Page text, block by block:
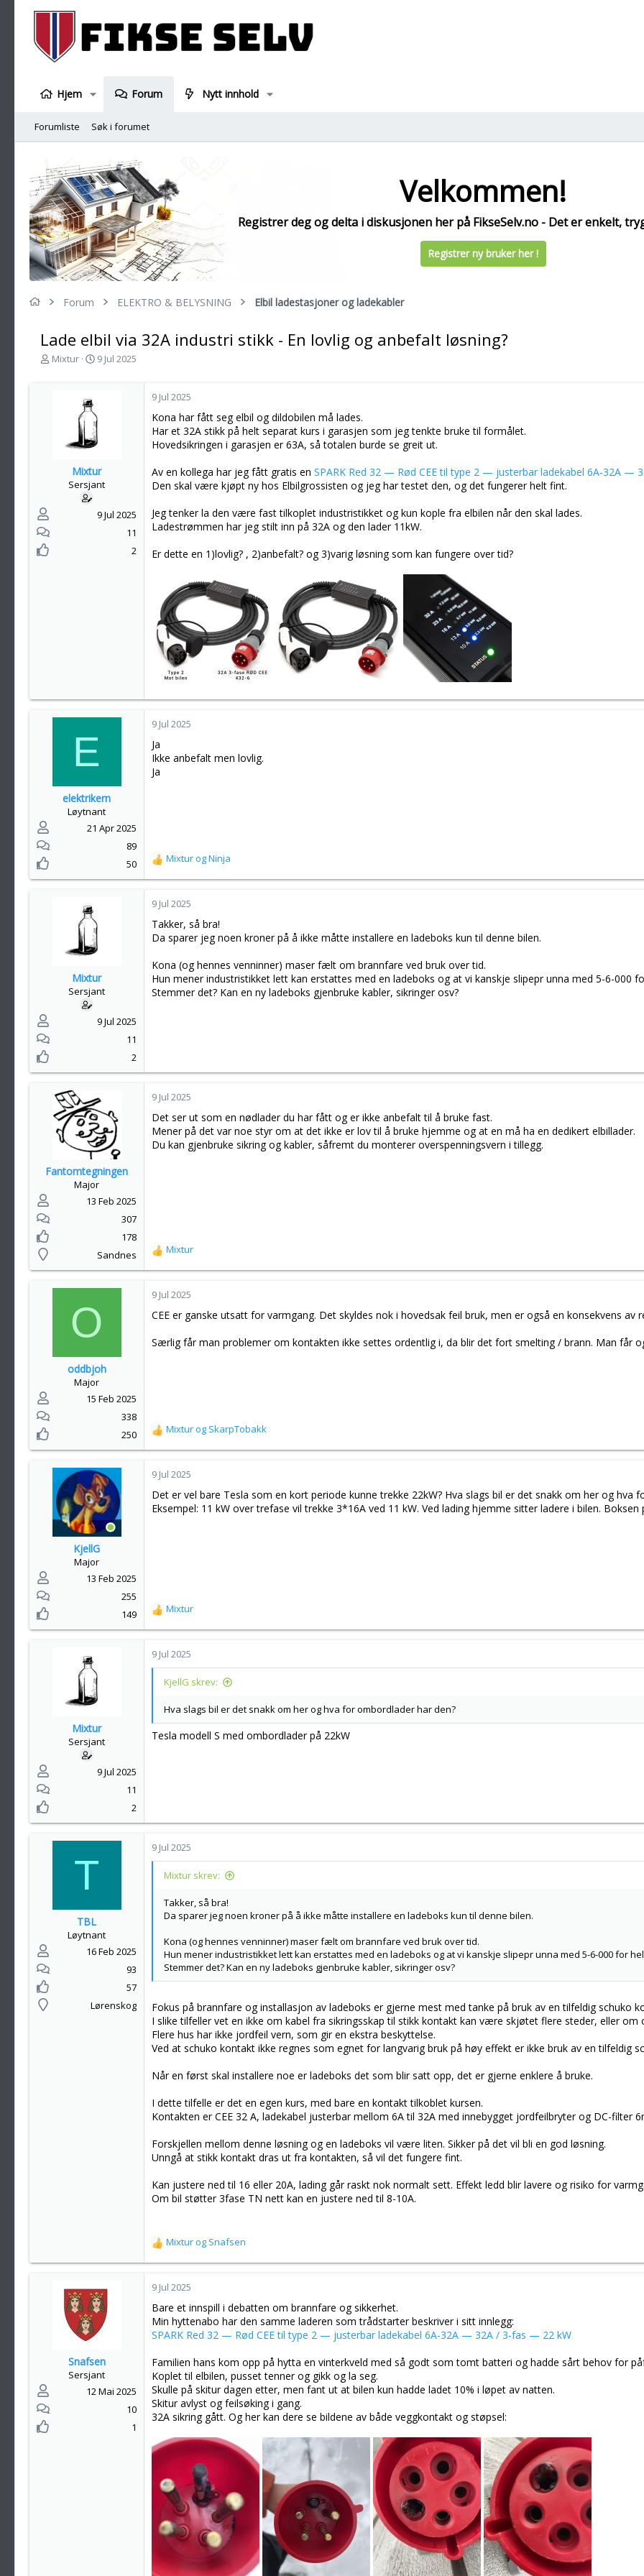
Hjem Forum Nytt innhold
Forumliste Søk i forumet
Velkommen!
Registrer deg og delta i diskusjonen her på FikseSelv.no - Det er enkelt,
Registrer ny bruker her !
Forum ELEKTRO & BELYSNING Elbil ladestasjoner og ladekabler
Lade elbil via 32A industri stikk - En lovlig og anbefalt løsning?
T
Mixtur
S
d
a
t
9 Jul 2025
Mixtur
Sersjant
9 Jul 2025
11
2
9 Jul 2025
Kona har fått seg elbil og dildobilen må lades.
Har et 32A stikk på helt separat kurs i garasjen som jeg tenkte bruke til formålet.
Hovedsikringen i garasjen er 63A, så totalen burde se greit ut.
Av en kollega har jeg fått gratis en SPARK Red 32 — Rød CEE til type 2 — justerbar ladekabel 6A-32A —
Den skal være kjøpt ny hos Elbilgrossisten og jeg har testet den, og det fungerer helt fint.
Jeg tenker la den være fast tilkoplet industristikket og kun kople fra elbilen når den skal lades.
Ladestrømmen har jeg stilt inn på 32A og den lader 11kW.
Er dette en 1)lovlig? , 2)anbefalt? og 3)varig løsning som kan fungere over tid?
E
elektrikern
Løytnant
21 Apr 2025
89
50
9 Jul 2025
Ja
Ikke anbefalt men lovlig.
Ja
R
e
k
o
e
r
:
MixturogNinja
Mixtur
Sersjant
9 Jul 2025
11
2
9 Jul 2025
Takker, så bra!
Da sparer jeg noen kroner på å ikke måtte installere en ladeboks kun til denne bilen.
Kona (og hennes venninner) maser fælt om brannfare ved bruk over tid.
Hun mener industristikket lett kan erstattes med en ladeboks og at vi kanskje slipepr unna med 5-6-000
Stemmer det? Kan en ny ladeboks gjenbruke kabler, sikringer osv?
Fantomtegningen
Major
13 Feb 2025
307
178
Sandnes
9 Jul 2025
Det ser ut som en nødlader du har fått og er ikke anbefalt til å bruke fast.
Mener på det var noe styr om at det ikke er lov til å bruke hjemme og at en må ha en dedikert elbillader.
Du kan gjenbruke sikring og kabler, såfremt du monterer overspenningsvern i tillegg.
R
e
k
j
n
Mixtur
O
oddbjoh
Major
15 Feb 2025
338
250
9 Jul 2025
CEE er ganske utsatt for varmgang. Det skyldes nok i hovedsak feil bruk, men er også en konsekvens av
Særlig får man problemer om kontakten ikke settes ordentlig i, da blir det fort smelting / brann. Man får
R
e
k
j
o
Mixturog SkarpTobakk
KjellG
Major
13 Feb 2025
255
149
9 Jul 2025
Det er vel bare Tesla som en kort periode kunne trekke 22kW? Hva slags bil er det snakk om her og hva
Eksempel: 11 kW over trefase vil trekke 3*16A ved 11 kW. Ved lading hjemme sitter ladere i bilen.
R
e
k
s
r
Mixtur
Mixtur
Sersjant
9 Jul 2025
11
2
9 Jul 2025
KjellG skrev:
Hva slags bil er det snakk om her og hva for ombordlader har den?
Tesla modell S med ombordlader på 22kW
T
TBL
Løytnant
16 Feb 2025
93
57
Lørenskog
9 Jul 2025
Mixtur skrev:
Takker, så bra!
Da sparer jeg noen kroner på å ikke måtte installere en ladeboks kun til denne bilen.
Kona (og hennes venninner) maser fælt om brannfare ved bruk over tid.
Hun mener industristikket lett kan erstattes med en ladeboks og at vi kanskje slipepr unna med 5-6-000 for
Stemmer det? Kan en ny ladeboks gjenbruke kabler, sikringer osv?
Fokus på brannfare og installasjon av ladeboks er gjerne mest med tanke på bruk av en tilfeldig schuko
I slike tilfeller vet en ikke om kabel fra sikringsskap til stikk kontakt kan være skjøtet flere steder, eller om
Flere hus har ikke jordfeil vern, som gir en ekstra beskyttelse.
Ved at schuko kontakt ikke regnes som egnet for langvarig bruk på høy effekt er ikke bruk av en tilfeldig
Når en først skal installere noe er ladeboks det som blir satt opp, det er gjerne enklere å bruke.
I dette tilfelle er det en egen kurs, med bare en kontakt tilkoblet kursen.
Kontakten er CEE 32 A, ladekabel justerbar mellom 6A til 32A med innebygget jordfeilbryter og DC-filter
Forskjellen mellom denne løsning og en ladeboks vil være liten. Sikker på det vil bli en god løsning.
Unngå at stikk kontakt dras ut fra kontakten, så vil det fungere fint.
Kan justere ned til 16 eller 20A, lading går raskt nok normalt sett. Effekt ledd blir lavere og risiko for
Om bil støtter 3fase TN nett kan en justere ned til 8-10A.
R
e
k
j
o
n
r
:
Mixturog Snafsen
Snafsen
Sersjant
12 Mai 2025
10
1
9 Jul 2025
Bare et innspill i debatten om brannfare og sikkerhet.
Min hyttenabo har den samme laderen som trådstarter beskriver i sitt innlegg:
SPARK Red 32 — Rød CEE til type 2 — justerbar ladekabel 6A-32A — 32A / 3-fas — 22 kW
Familien hans kom opp på hytta en vinterkveld med så godt som tomt batteri og hadde sårt behov for
Koplet til elbilen, pusset tenner og gikk og la seg.
Skulle på skitur dagen etter, men fant ut at bilen kun hadde ladet 10% i løpet av natten.
Skitur avlyst og feilsøking i gang.
32A sikring gått. Og her kan dere se bildene av både veggkontakt og støpsel: